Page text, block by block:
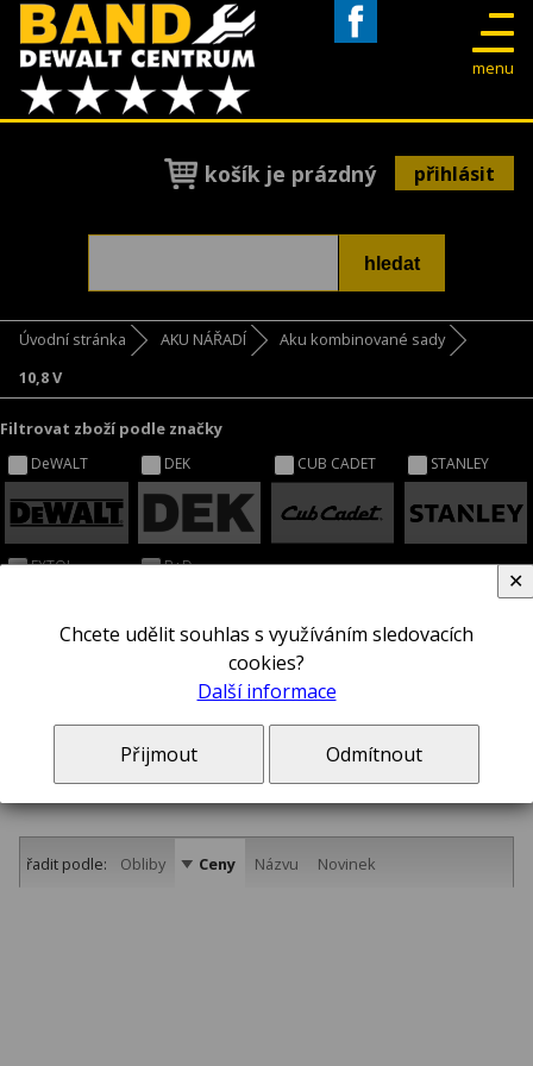
menu
košík je prázdný přihlásit
Úvodní stránka AKU NÁŘADÍ
Aku kombinované sady
10,8 V
Filtrovat zboží podle značky
DeWALT DEK CUB CADET STANLEY
EXTOL B+D
řadit podle: Obliby Ceny Názvu Novinek
Chcete udělit souhlas s využíváním sledovacích
cookies?
Další informace
Přijmout Odmítnout
✕